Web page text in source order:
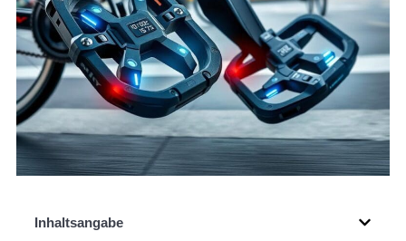
Inhaltsangabe